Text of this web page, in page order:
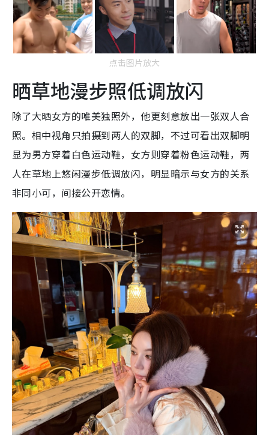
点击图片放大
晒草地漫步照低调放闪
除了大晒女方的唯美独照外，他更刻意放出一张双人合
照。相中视角只拍摄到两人的双脚，不过可看出双脚明
显为男方穿着白色运动鞋，女方则穿着粉色运动鞋，两
人在草地上悠闲漫步低调放闪，明显暗示与女方的关系
非同小可，间接公开恋情。